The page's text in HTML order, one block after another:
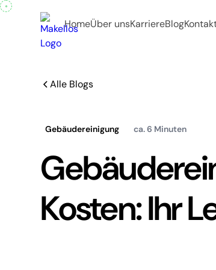
HomeÜber unsKarriereBlog
Alle Blogs
Gebäudereinigung ca. 6 Minuten
Kosten: Ihr